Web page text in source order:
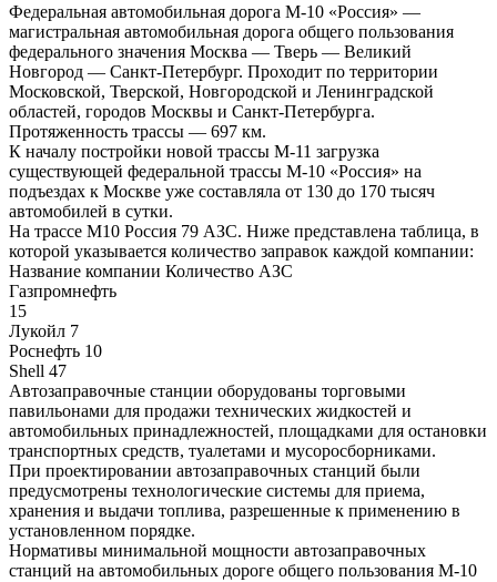
Федеральная автомобильная дорога М-10 «Россия» —
магистральная автомобильная дорога общего пользования
федерального значения Москва — Тверь — Великий
Новгород — Санкт-Петербург. Проходит по территории
Московской, Тверской, Новгородской и Ленинградской
областей, городов Москвы и Санкт-Петербурга.
Протяженность трассы — 697 км.
К началу постройки новой трассы М-11 загрузка
существующей федеральной трассы М-10 «Россия» на
подъездах к Москве уже составляла от 130 до 170 тысяч
автомобилей в сутки.
На трассе М10 Россия 79 АЗС. Ниже представлена таблица, в
которой указывается количество заправок каждой компании:
Название компании Количество АЗС
Газпромнефть
15
Лукойл 7
Роснефть 10
Shell 47
Автозаправочные станции оборудованы торговыми
павильонами для продажи технических жидкостей и
автомобильных принадлежностей, площадками для остановки
транспортных средств, туалетами и мусоросборниками.
При проектировании автозаправочных станций были
предусмотрены технологические системы для приема,
хранения и выдачи топлива, разрешенные к применению в
установленном порядке.
Нормативы минимальной мощности автозаправочных
станций на автомобильных дороге общего пользования М-10